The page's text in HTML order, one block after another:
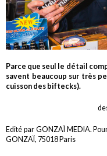
Parce que seul le détail
savent beaucoup sur très
cuisson des biftecks).
Edité par GONZAÏ MEDIA.
GONZAÏ, 75018 Paris